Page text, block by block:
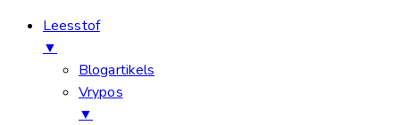
Leesstof
▼
Blogartikels
Vrypos
▼